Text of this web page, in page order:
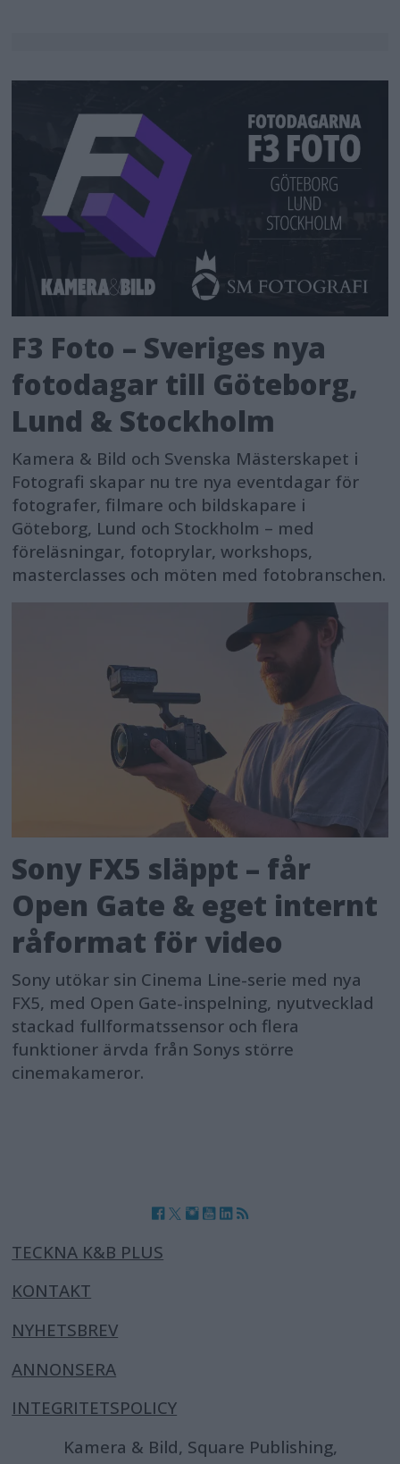
F3 Foto – Sveriges nya
fotodagar till Göteborg,
Lund & Stockholm
Kamera & Bild och Svenska Mästerskapet i
Fotografi skapar nu tre nya eventdagar för
fotografer, filmare och bildskapare i
Göteborg, Lund och Stockholm – med
föreläsningar, fotoprylar, workshops,
masterclasses och möten med fotobranschen.
Sony FX5 släppt – får
Open Gate & eget internt
råformat för video
Sony utökar sin Cinema Line-serie med nya
FX5, med Open Gate-inspelning, nyutvecklad
stackad fullformatssensor och flera
funktioner ärvda från Sonys större
cinemakameror.
TECKNA K&B PLUS
KONTAKT
NYHETSBREV
ANNONSERA
INTEGRITETSPOLICY
Kamera & Bild, Square Publishing,